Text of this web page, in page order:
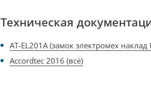
Техническая
AT-EL201A (замок электромех
Accordtec 2016 (всё)